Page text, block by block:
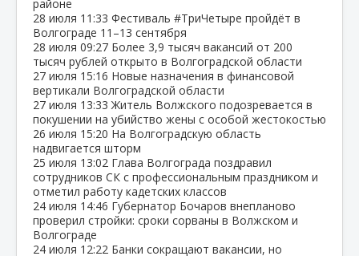
районе
28 июля 11:33 Фестиваль #ТриЧетыре пройдёт в
Волгограде 11–13 сентября
28 июля 09:27 Более 3,9 тысяч вакансий от 200
тысяч рублей открыто в Волгоградской области
27 июля 15:16 Новые назначения в финансовой
вертикали Волгоградской области
27 июля 13:33 Житель Волжского подозревается в
покушении на убийство жены с особой жестокостью
26 июля 15:20 На Волгоградскую область
надвигается шторм
25 июля 13:02 Глава Волгограда поздравил
сотрудников СК с профессиональным праздником и
отметил работу кадетских классов
24 июля 14:46 Губернатор Бочаров внепланово
проверил стройки: сроки сорваны в Волжском и
Волгограде
24 июля 12:22 Банки сокращают вакансии, но